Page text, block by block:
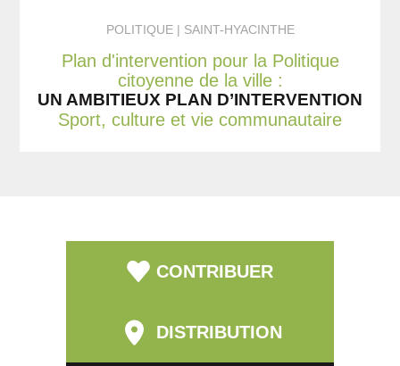
POLITIQUE SAINT-HYACINTHE
Plan d'intervention pour la Politique
citoyenne de la ville :
UN AMBITIEUX PLAN D’INTERVENTION
Sport, culture et vie communautaire
CONTRIBUER
DISTRIBUTION